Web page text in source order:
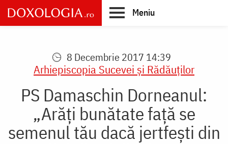
Skip
to
main
Meniu
8 Decembrie 2017 14:39
Arhiepiscopia Sucevei şi Rădăuţilor
PS Damaschin Dorneanul:
„Arăți bunătate față se
semenul tău dacă jertfești din